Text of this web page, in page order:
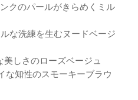
ンクのパールがきらめくミル
ルな洗練を生むヌードベージ
美しさのローズベージュ
な知性のスモーキーブラウ